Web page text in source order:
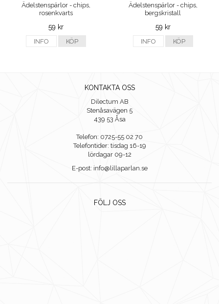
Ädelstenspärlor - chips,
rosenkvarts
59 kr
INFO KÖP
Ädelstenspärlor - chips,
bergskristall
59 kr
INFO KÖP
KONTAKTA OSS
Dilectum AB
Stenåsavägen 5
439 53 Åsa
Telefon: 0725-55 02 70
Telefontider: tisdag 16-19
lördagar 09-12
E-post: info@lillaparlan.se
FÖLJ OSS